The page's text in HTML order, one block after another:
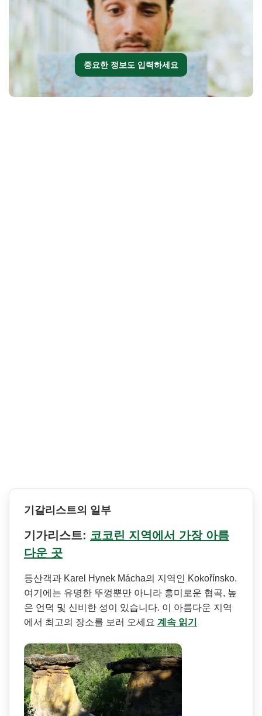
중요한 정보도 입력하세요
기갈리스트의 일부
기가리스트: 코코린 지역에서 가장 아름
다운 곳
등산객과 Karel Hynek Mácha의 지역인 Kokořínsko.
여기에는 유명한 뚜껑뿐만 아니라 흥미로운 협곡, 높
은 언덕 및 신비한 성이 있습니다. 이 아름다운 지역
에서 최고의 장소를 보러 오세요 계속 읽기